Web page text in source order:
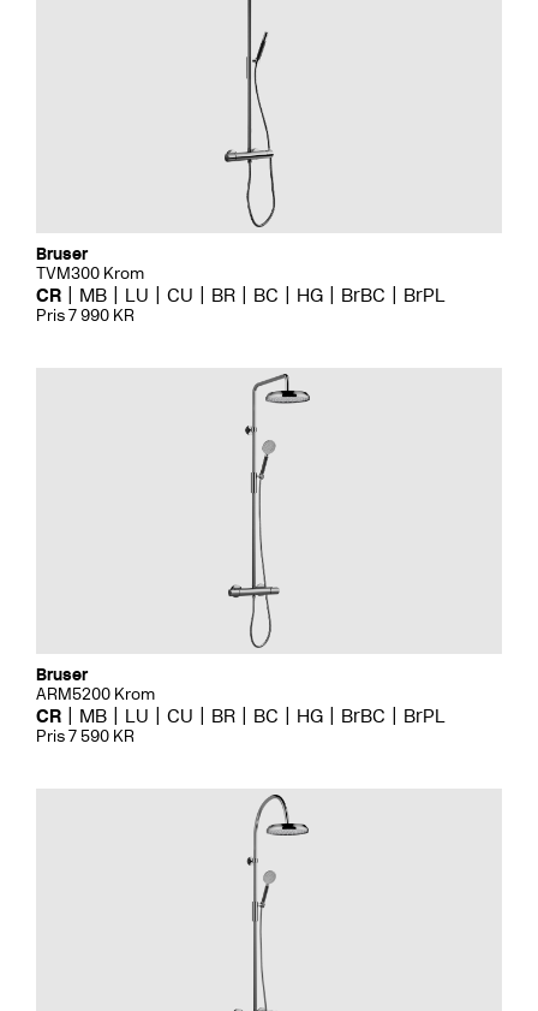
Bruser
TVM300 Krom
CR MB LU CU BR BC HG BrBC BrPL
Pris 7 990 KR
Bruser
ARM5200 Krom
CR MB LU CU BR BC HG BrBC BrPL
Pris 7 590 KR